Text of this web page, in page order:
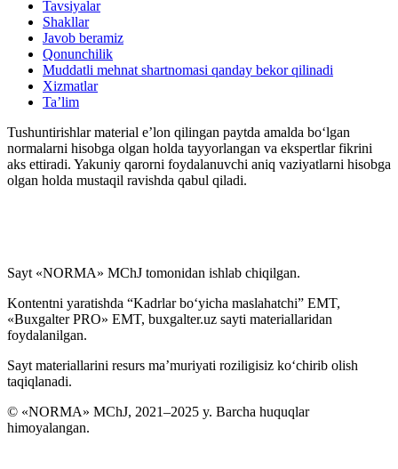
Tavsiyalar
Shakllar
Javob beramiz
Qonunchilik
Muddatli mehnat shartnomasi qanday bekor qilinadi
Xizmatlar
Ta’lim
Tushuntirishlar material e’lon qilingan paytda amalda boʻlgan
normalarni hisobga olgan holda tayyorlangan va ekspertlar fikrini
aks ettiradi. Yakuniy qarorni foydalanuvchi aniq vaziyatlarni hisobga
olgan holda mustaqil ravishda qabul qiladi.
Sayt «NORMA» MChJ tomonidan ishlab chiqilgan.
Kontentni yaratishda “Kadrlar boʻyicha maslahatchi” EMT,
«Buxgalter PRO» EMT, buxgalter.uz sayti materiallaridan
foydalanilgan.
Sayt materiallarini resurs ma’muriyati roziligisiz koʻchirib olish
taqiqlanadi.
© «NORMA» MChJ, 2021–2025 y. Barcha huquqlar
himoyalangan.